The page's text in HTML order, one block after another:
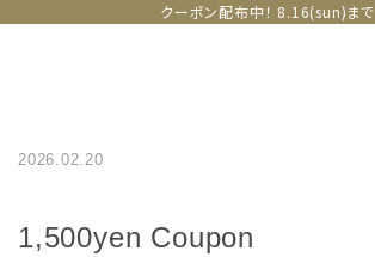
クーポン配布中！ 8.16(sun)まで
2026.02.20
1,500yen Coupon